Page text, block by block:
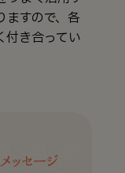
ますので、各
付き合ってい